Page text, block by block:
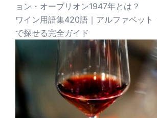
ョン・オーブリオン1947年とは？
ワイン用語集420語｜アルファベット
で探せる完全ガイド